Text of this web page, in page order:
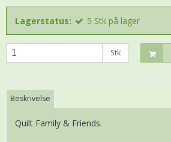
Lagerstatus: 5 Stk på lager
Stk
Beskrivelse
Quilt Family & Friends.